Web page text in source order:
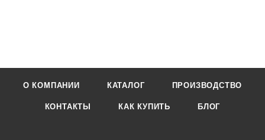
О КОМПАНИИ КАТАЛОГ ПРОИЗВОДСТВО
КОНТАКТЫ КАК КУПИТЬ БЛОГ